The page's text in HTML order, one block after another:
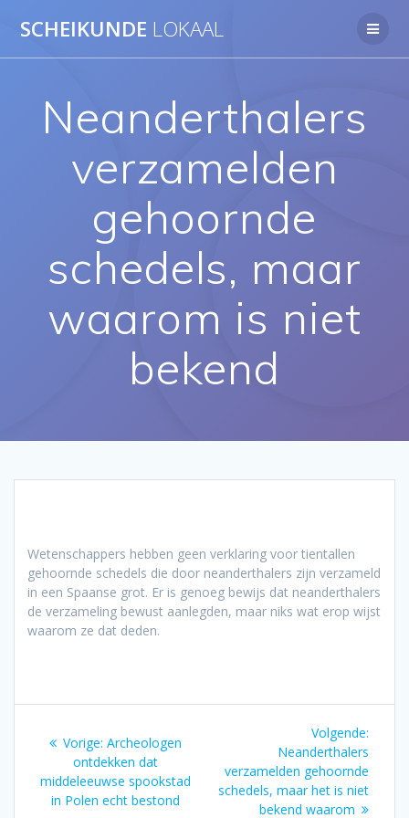
naar
SCHEIKUNDE LOKAAL
Neanderthalers
verzamelden
gehoornde
schedels, maar
waarom is niet
bekend
Wetenschappers hebben geen verklaring voor tientallen
gehoornde schedels die door neanderthalers zijn verzameld
in een Spaanse grot. Er is genoeg bewijs dat neanderthalers
de verzameling bewust aanlegden, maar niks wat erop wijst
waarom ze dat deden.
navigatie
Vorige: Vorig
bericht:
Archeologen
ontdekken dat
middeleeuwse spookstad
in Polen echt bestond
Volgende:
Neanderthalers
verzamelden gehoornde
schedels, maar het is niet
bekend waarom